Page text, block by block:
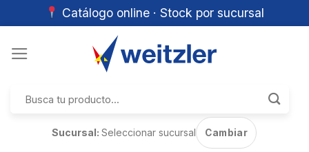
Catálogo online · Stock por sucursal
por:
Sucursal:Seleccionar sucursal Cambiar